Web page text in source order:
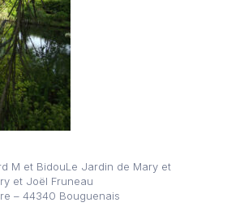
M et BidouLe Jardin de Mary et
et Joël Fruneau
– 44340 Bouguenais